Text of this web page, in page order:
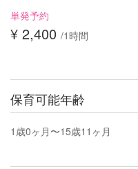
単発予約
¥ 2,400 /1時間
保育可能年齢
1歳0ヶ月〜15歳11ヶ月